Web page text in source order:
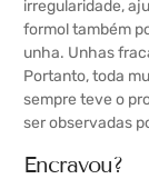
irregularidade,
formol também
unha. Unhas
Portanto, toda
sempre teve o
ser observadas
Encravou?